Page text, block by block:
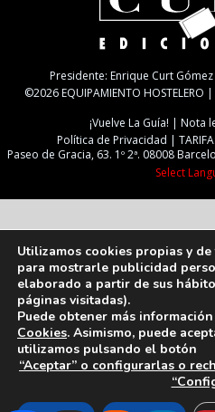
Presidente: Enrique Curt
©2026 EQUIPAMIENTO
¡Vuelve La Guía!
Nota
Política de Privacidad
Paseo de Gracia, 63. 1º 2ª. 08008
Select
Utilizamos cookies propias y
para mostrarle publicidad
elaborado a partir de sus
páginas visitadas).
Puede obtener más
Cookies. Asimismo, puede
utilizamos pulsando el botón
“Aceptar” o configurarlas o